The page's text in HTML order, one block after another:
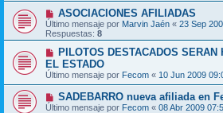
ASOCIACIONES AFILIADAS
Último mensaje por Marvin Jaén « 23 Sep
Respuestas: 8
PILOTOS DESTACADOS SERAN
EL ESTADO
Último mensaje por Fecom « 10 Jun 2009
SADEBARRO nueva afiliada en
Último mensaje por Fecom « 08 Abr 2009